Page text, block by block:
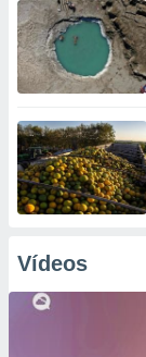
Vídeos